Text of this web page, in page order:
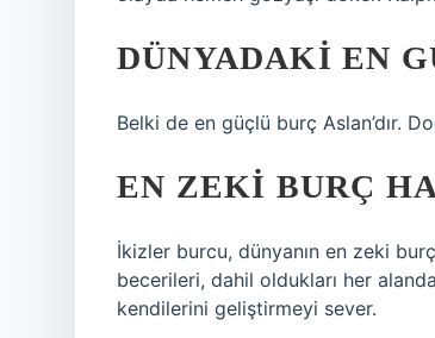
DÜNYADAKI EN
Belki de en güçlü burç Aslan’dır.
EN ZEKI BURÇ
İkizler burcu, dünyanın en zeki
becerileri, dahil oldukları her
kendilerini geliştirmeyi sever.